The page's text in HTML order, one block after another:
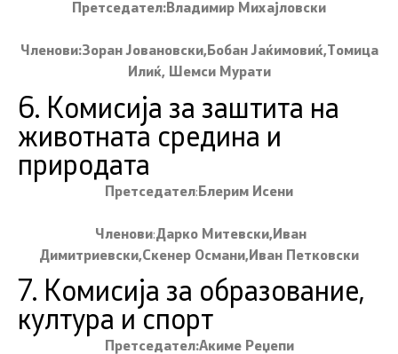
Претседател:Владимир Михајловски
Членови:Зоран Јовановски,Бобан Јаќимовиќ,Томица
Илиќ, Шемси Мурати
6. Комисија за заштита на
животната средина и
природата
Претседател: Блерим Исени
Членови:Дарко Митевски,Иван
Димитриевски,Скенер Османи,Иван Петковски
7. Комисија за образование,
култура и спорт
Претседател:Акиме Реџепи